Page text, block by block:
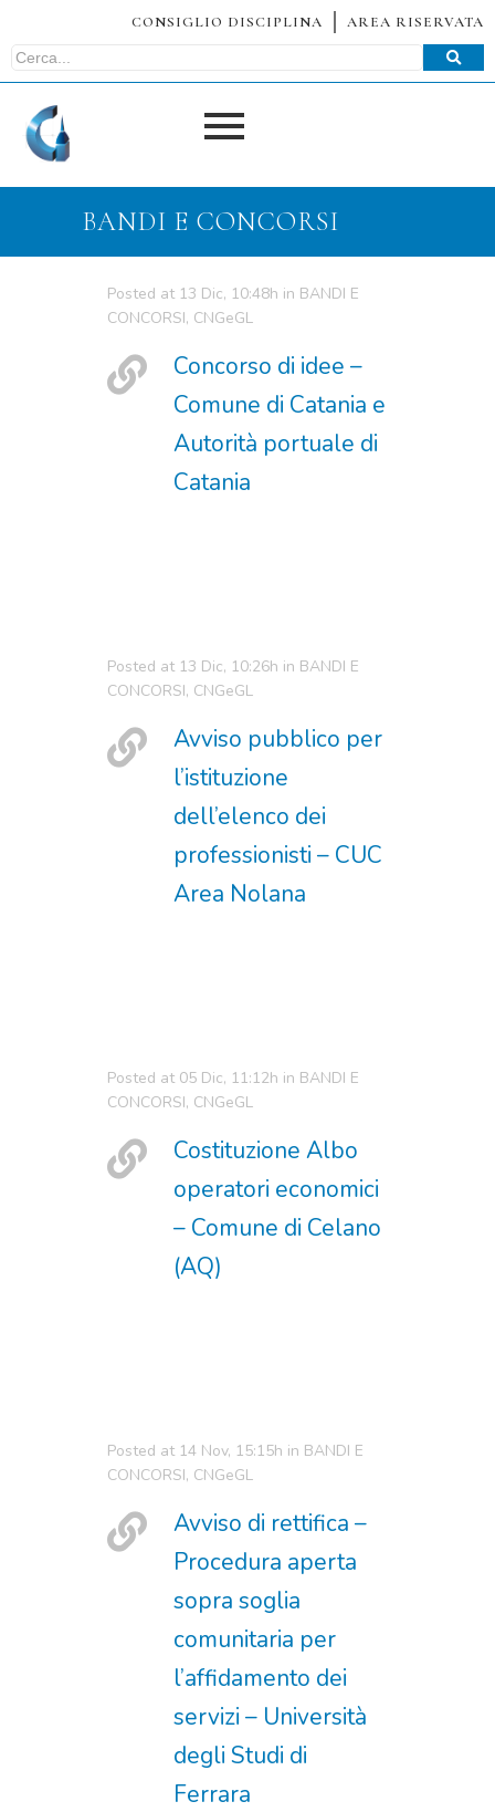
CONSIGLIO DISCIPLINA AREA RISERVATA
BANDI E CONCORSI
Posted at 13 Dic, 10:48h in BANDI E
CONCORSI, CNGeGL
Concorso di idee –
Comune di Catania e
Autorità portuale di
Catania
Posted at 13 Dic, 10:26h in BANDI E
CONCORSI, CNGeGL
Avviso pubblico per
l’istituzione
dell’elenco dei
professionisti – CUC
Area Nolana
Posted at 05 Dic, 11:12h in BANDI E
CONCORSI, CNGeGL
Costituzione Albo
operatori economici
– Comune di Celano
(AQ)
Posted at 14 Nov, 15:15h in BANDI E
CONCORSI, CNGeGL
Avviso di rettifica –
Procedura aperta
sopra soglia
comunitaria per
l’affidamento dei
servizi – Università
degli Studi di
Ferrara